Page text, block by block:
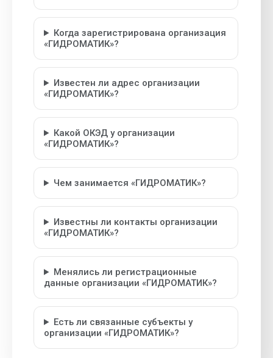
Когда зарегистрирована организация
«ГИДРОМАТИК»?
Известен ли адрес организации
«ГИДРОМАТИК»?
Какой ОКЭД у организации
«ГИДРОМАТИК»?
Чем занимается «ГИДРОМАТИК»?
Известны ли контакты организации
«ГИДРОМАТИК»?
Менялись ли регистрационные
данные организации «ГИДРОМАТИК»?
Есть ли связанные субъекты у
организации «ГИДРОМАТИК»?